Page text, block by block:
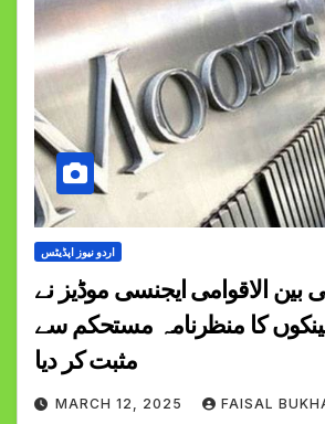
اردو نیوز اپڈیٹس
بین الاقوامی ایجنسی موڈیز نے
کا منظرنامہ مستحکم سے
مثبت کر دیا
MARCH 12, 2025 FAISAL